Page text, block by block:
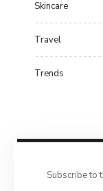
Skincare
Travel
Trends
Subscribe to